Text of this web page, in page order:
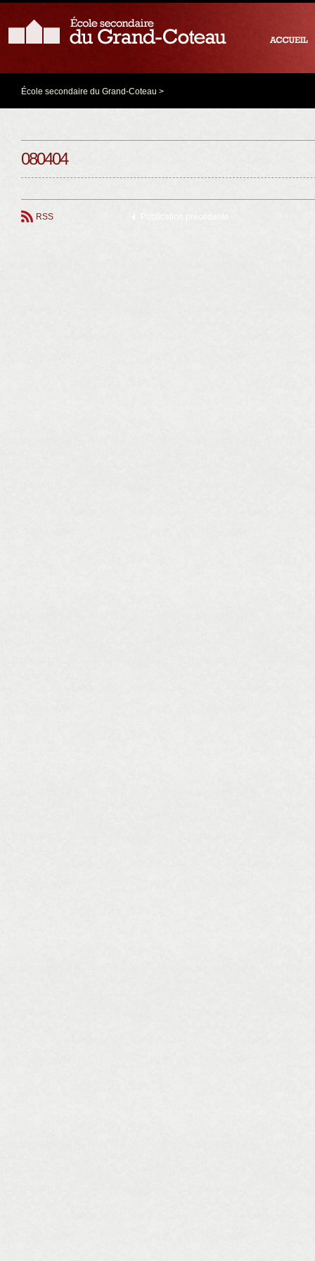
École secondaire du Grand-Coteau >
080404
RSS Publication précédente